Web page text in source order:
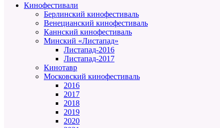
Кинофестивали
Берлинский кинофестиваль
Венецианский кинофестиваль
Каннский кинофестиваль
Минский «Листапад»
Листапад-2016
Листапад-2017
Кинотавр
Московский кинофестиваль
2016
2017
2018
2019
2020